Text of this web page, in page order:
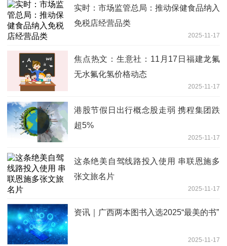
实时：市场监管总局：推动保健食品纳入
免税店经营品类
2025-11-17
焦点热文：生意社：11月17日福建龙氟
无水氟化氢价格动态
2025-11-17
港股节假日出行概念股走弱 携程集团跌
超5%
2025-11-17
这条绝美自驾线路投入使用 串联恩施多
张文旅名片
2025-11-17
资讯｜广西两本图书入选2025“最美的书”
2025-11-17